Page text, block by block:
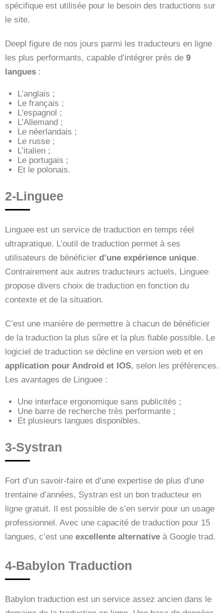
spécifique est utilisée pour le besoin des traductions sur
le site.
Deepl figure de nos jours parmi les traducteurs en ligne
les plus performants, capable d’intégrer près de 9
langues :
L’anglais ;
Le français ;
L’espagnol ;
L’Allemand ;
Le néerlandais ;
Le russe ;
L’italien ;
Le portugais ;
Et le polonais.
2-Linguee
Linguee est un service de traduction en temps réel
ultrapratique. L’outil de traduction permet à ses
utilisateurs de bénéficier d’une expérience unique.
Contrairement aux autres traducteurs actuels, Linguee
propose divers choix de traduction en fonction du
contexte et de la situation.
C’est une manière de permettre à chacun de bénéficier
de la traduction la plus sûre et la plus fiable possible. Le
logiciel de traduction se décline en version web et en
application pour Android et IOS, selon les préférences.
Les avantages de Linguee :
Une interface ergonomique sans publicités ;
Une barre de recherche très performante ;
Et plusieurs langues disponibles.
3-Systran
Fort d’un savoir-faire et d’une expertise de plus d’une
trentaine d’années, Systran est un bon traducteur en
ligne gratuit. Il est possible de s’en servir pour un usage
professionnel. Avec une capacité de traduction pour 15
langues, c’est une excellente alternative à Google trad.
4-Babylon Traduction
Babylon traduction est un service assez ancien dans le